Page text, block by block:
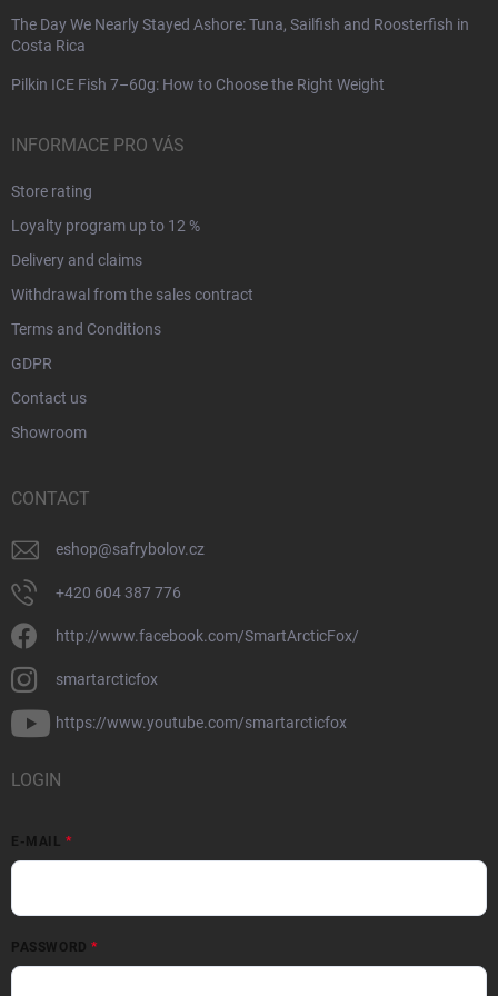
The Day We Nearly Stayed Ashore: Tuna, Sailfish and Roosterfish in
Costa Rica
Pilkin ICE Fish 7–60g: How to Choose the Right Weight
INFORMACE PRO VÁS
Store rating
Loyalty program up to 12 %
Delivery and claims
Withdrawal from the sales contract
Terms and Conditions
GDPR
Contact us
Showroom
CONTACT
eshop@safrybolov.cz
+420 604 387 776
http://www.facebook.com/SmartArcticFox/
smartarcticfox
https://www.youtube.com/smartarcticfox
LOGIN
E-MAIL
PASSWORD